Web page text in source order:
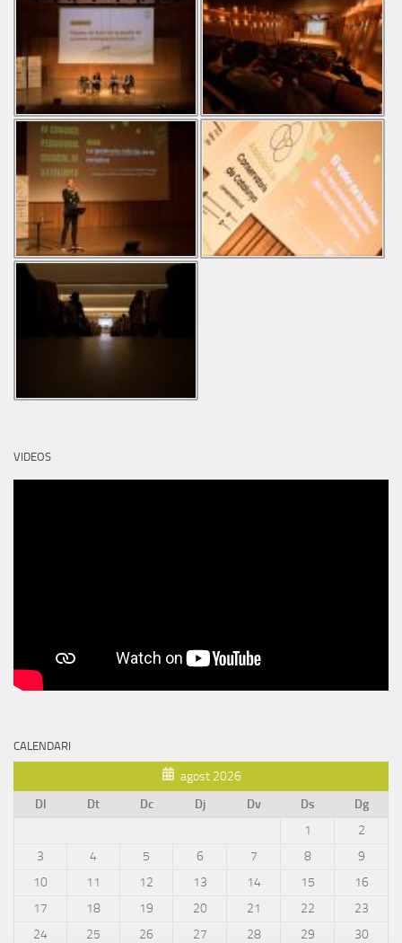
VIDEOS
CALENDARI
agost 2026
Dl
Dt Dc Dj Dv Ds
Dg
1
2
3
4 5 6 7 8
9
10
11 12 13 14 15
16
17
18 19 20 21 22
23
24
25 26 27 28 29 30